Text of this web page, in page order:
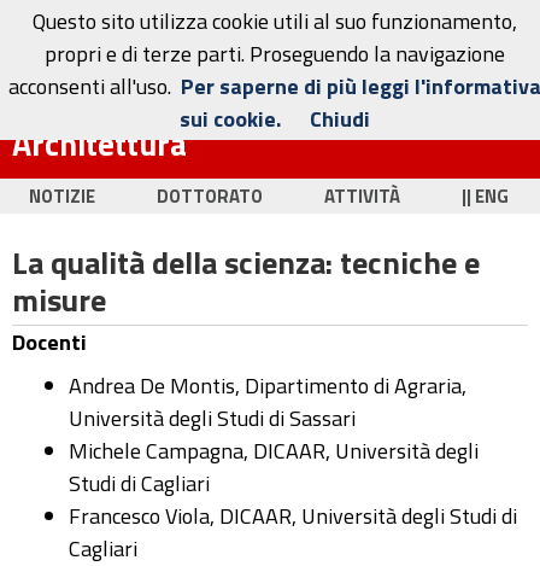
Dottorato in Ingegneria Civile e
Architettura
NOTIZIE DOTTORATO ATTIVITÀ || ENG
La qualità della scienza: tecniche e
misure
Docenti
Andrea De Montis, Dipartimento di Agraria,
Università degli Studi di Sassari
Michele Campagna, DICAAR, Università degli
Studi di Cagliari
Francesco Viola, DICAAR, Università degli Studi di
Cagliari
Questo sito utilizza cookie utili al suo funzionamento,
propri e di terze parti. Proseguendo la navigazione
acconsenti all'uso. Per saperne di più leggi l'informativa
sui cookie.
Chiudi